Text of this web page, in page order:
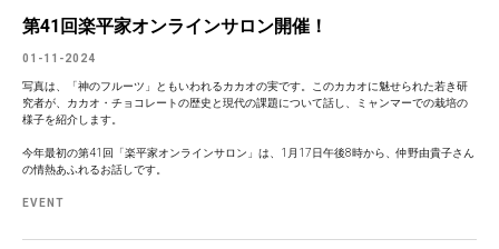
第41回楽平家オンラインサロン開催！
01-11-2024
写真は、「神のフルーツ」ともいわれるカカオの実です。このカカオに魅せられた若き研
究者が、カカオ・チョコレートの歴史と現代の課題について話し、ミャンマーでの栽培の
様子を紹介します。
今年最初の第41回「楽平家オンラインサロン」は、1月17日午後8時から、仲野由貴子さん
の情熱あふれるお話しです。
EVENT